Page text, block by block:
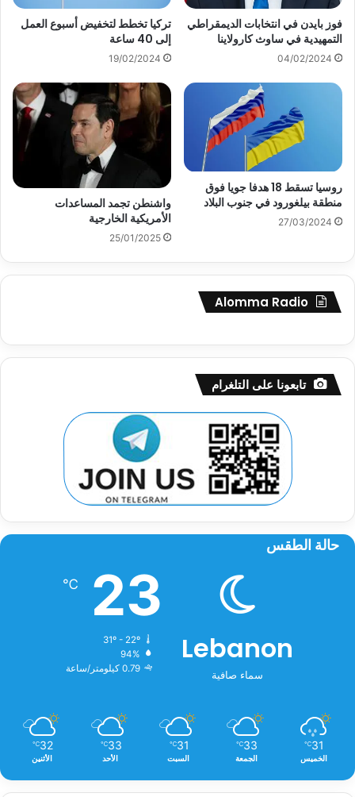
فوز بايدن في انتخابات الديمقراطي
التمهيدية في ساوث كارولاينا
04/02/2024
تركيا تخطط لتخفيض أسبوع العمل
إلى 40 ساعة
19/02/2024
روسيا تسقط 18 هدفا جويا فوق
منطقة بيلغورود في جنوب البلاد
27/03/2024
واشنطن تجمد المساعدات
الأمريكية الخارجية
25/01/2025
Alomma Radio
تابعونا على التلغرام
حالة الطقس
Lebanon
سماء صافية
23
℃
31º - 22º
94%
0.79 كيلومتر/ساعة
31
℃
الخميس
33
℃
الجمعة
31
℃
السبت
33
℃
الأحد
32
℃
الأثنين